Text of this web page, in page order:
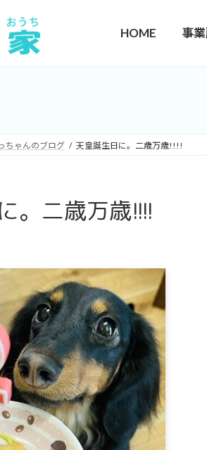
HOME 事
ちゃんのブログ 天皇誕生日に。二歳万歳!!!!
。二歳万歳!!!!